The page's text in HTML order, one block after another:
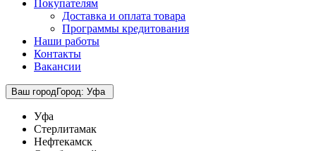
Покупателям
Доставка и оплата товара
Программы кредитования
Наши работы
Контакты
Вакансии
Ваш городГород: Уфа
Уфа
Стерлитамак
Нефтекамск